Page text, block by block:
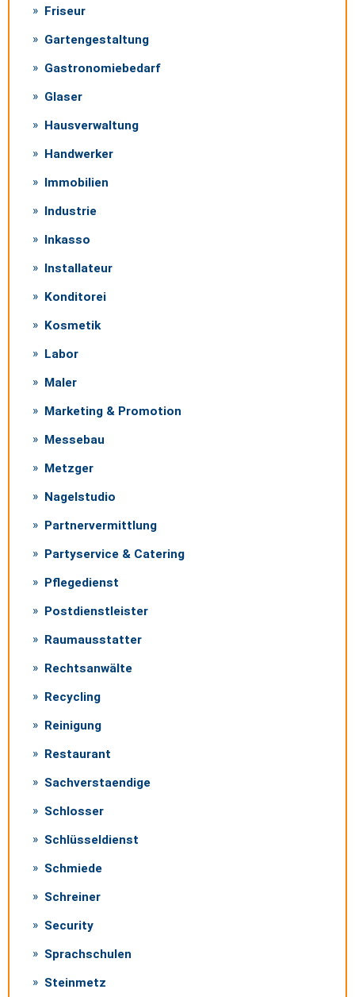
Friseur
Gartengestaltung
Gastronomiebedarf
Glaser
Hausverwaltung
Handwerker
Immobilien
Industrie
Inkasso
Installateur
Konditorei
Kosmetik
Labor
Maler
Marketing & Promotion
Messebau
Metzger
Nagelstudio
Partnervermittlung
Partyservice & Catering
Pflegedienst
Postdienstleister
Raumausstatter
Rechtsanwälte
Recycling
Reinigung
Restaurant
Sachverstaendige
Schlosser
Schlüsseldienst
Schmiede
Schreiner
Security
Sprachschulen
Steinmetz